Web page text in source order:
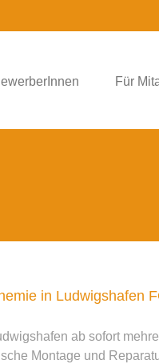
Für
in Ludwigshafen
ab sofort
Montage und